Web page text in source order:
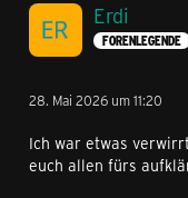
Erdi
FORENLEGENDE
28. Mai 2026 um 11:20
Ich war etwas
euch allen fürs